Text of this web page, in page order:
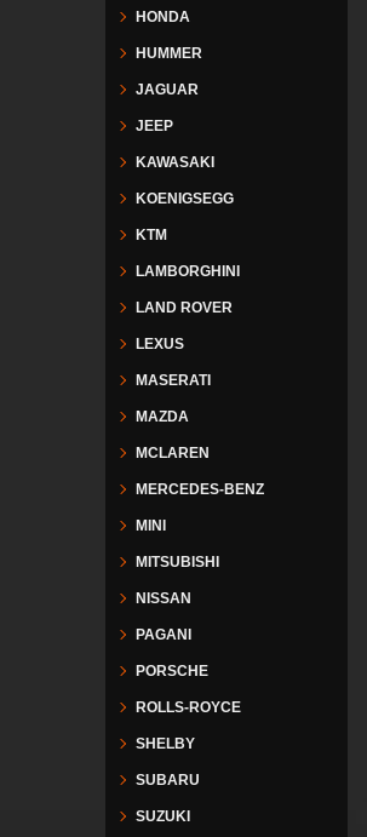
HONDA
HUMMER
JAGUAR
JEEP
KAWASAKI
KOENIGSEGG
KTM
LAMBORGHINI
LAND ROVER
LEXUS
MASERATI
MAZDA
MCLAREN
MERCEDES-BENZ
MINI
MITSUBISHI
NISSAN
PAGANI
PORSCHE
ROLLS-ROYCE
SHELBY
SUBARU
SUZUKI